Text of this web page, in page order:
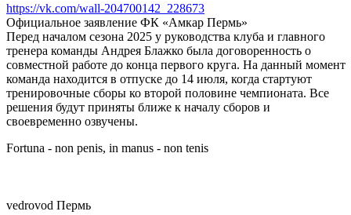
https://vk.com/wall-204700142_228673
Официальное заявление ФК «Амкар Пермь»
Перед началом сезона 2025 у руководства клуба и главного
тренера команды Андрея Блажко была договоренность о
совместной работе до конца первого круга. На данный момент
команда находится в отпуске до 14 июля, когда стартуют
тренировочные сборы ко второй половине чемпионата. Все
решения будут приняты ближе к началу сборов и
своевременно озвучены.
Fortuna - non penis, in manus - non tenis
vedrovod Пермь